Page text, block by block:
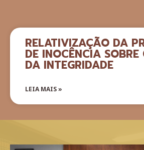
RELATIVIZAÇÃO DA
DE INOCÊNCIA
DA INTEGRIDADE
LEIA MAIS »